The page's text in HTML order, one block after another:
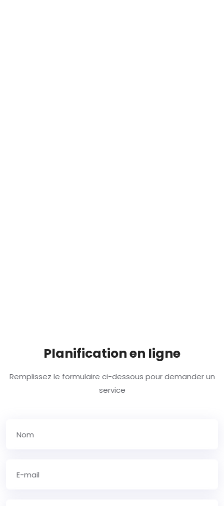
Planification en ligne
Remplissez le formulaire ci-dessous pour demander un
service